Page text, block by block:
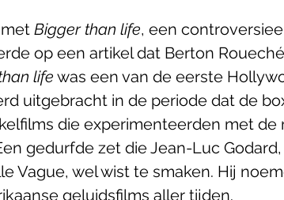
Bigger than life, een
op een artikel dat Berton
life was een van de eerste
uitgebracht in de periode dat de
die experimenteerden met de
gedurfde zet die Jean-Luc
Vague, wel wist te smaken. Hij
geluidsfilms aller tijden.